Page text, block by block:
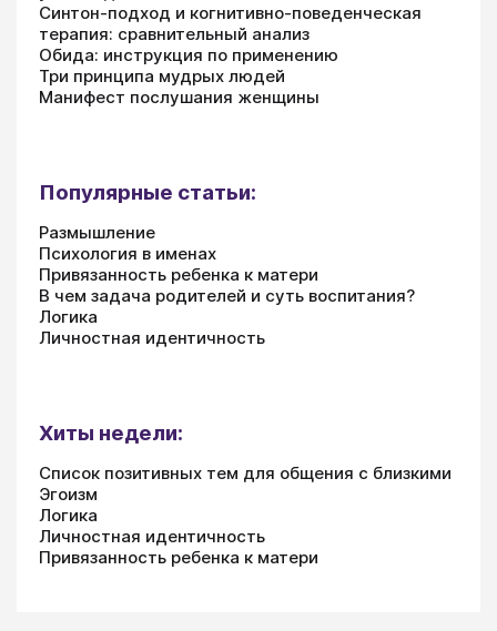
Синтон-подход и когнитивно-поведенческая
терапия: сравнительный анализ
Обида: инструкция по применению
Три принципа мудрых людей
Манифест послушания женщины
Популярные статьи:
Размышление
Психология в именах
Привязанность ребенка к матери
В чем задача родителей и суть воспитания?
Логика
Личностная идентичность
Хиты недели:
Список позитивных тем для общения с близкими
Эгоизм
Логика
Личностная идентичность
Привязанность ребенка к матери